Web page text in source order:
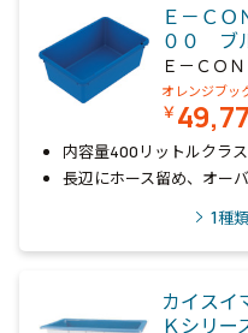
Ｅ－Ｃ
００ ブ
Ｅ－ＣＯＮ
オレンジブッ
￥
内容量400リットルクラ
長辺にホース留め、オー
1種
カイス
Ｋシリー